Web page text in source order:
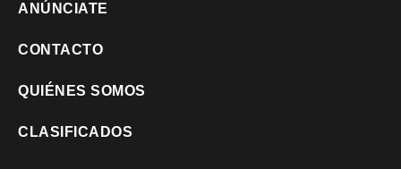
ANÚNCIATE
CONTACTO
QUIÉNES SOMOS
CLASIFICADOS